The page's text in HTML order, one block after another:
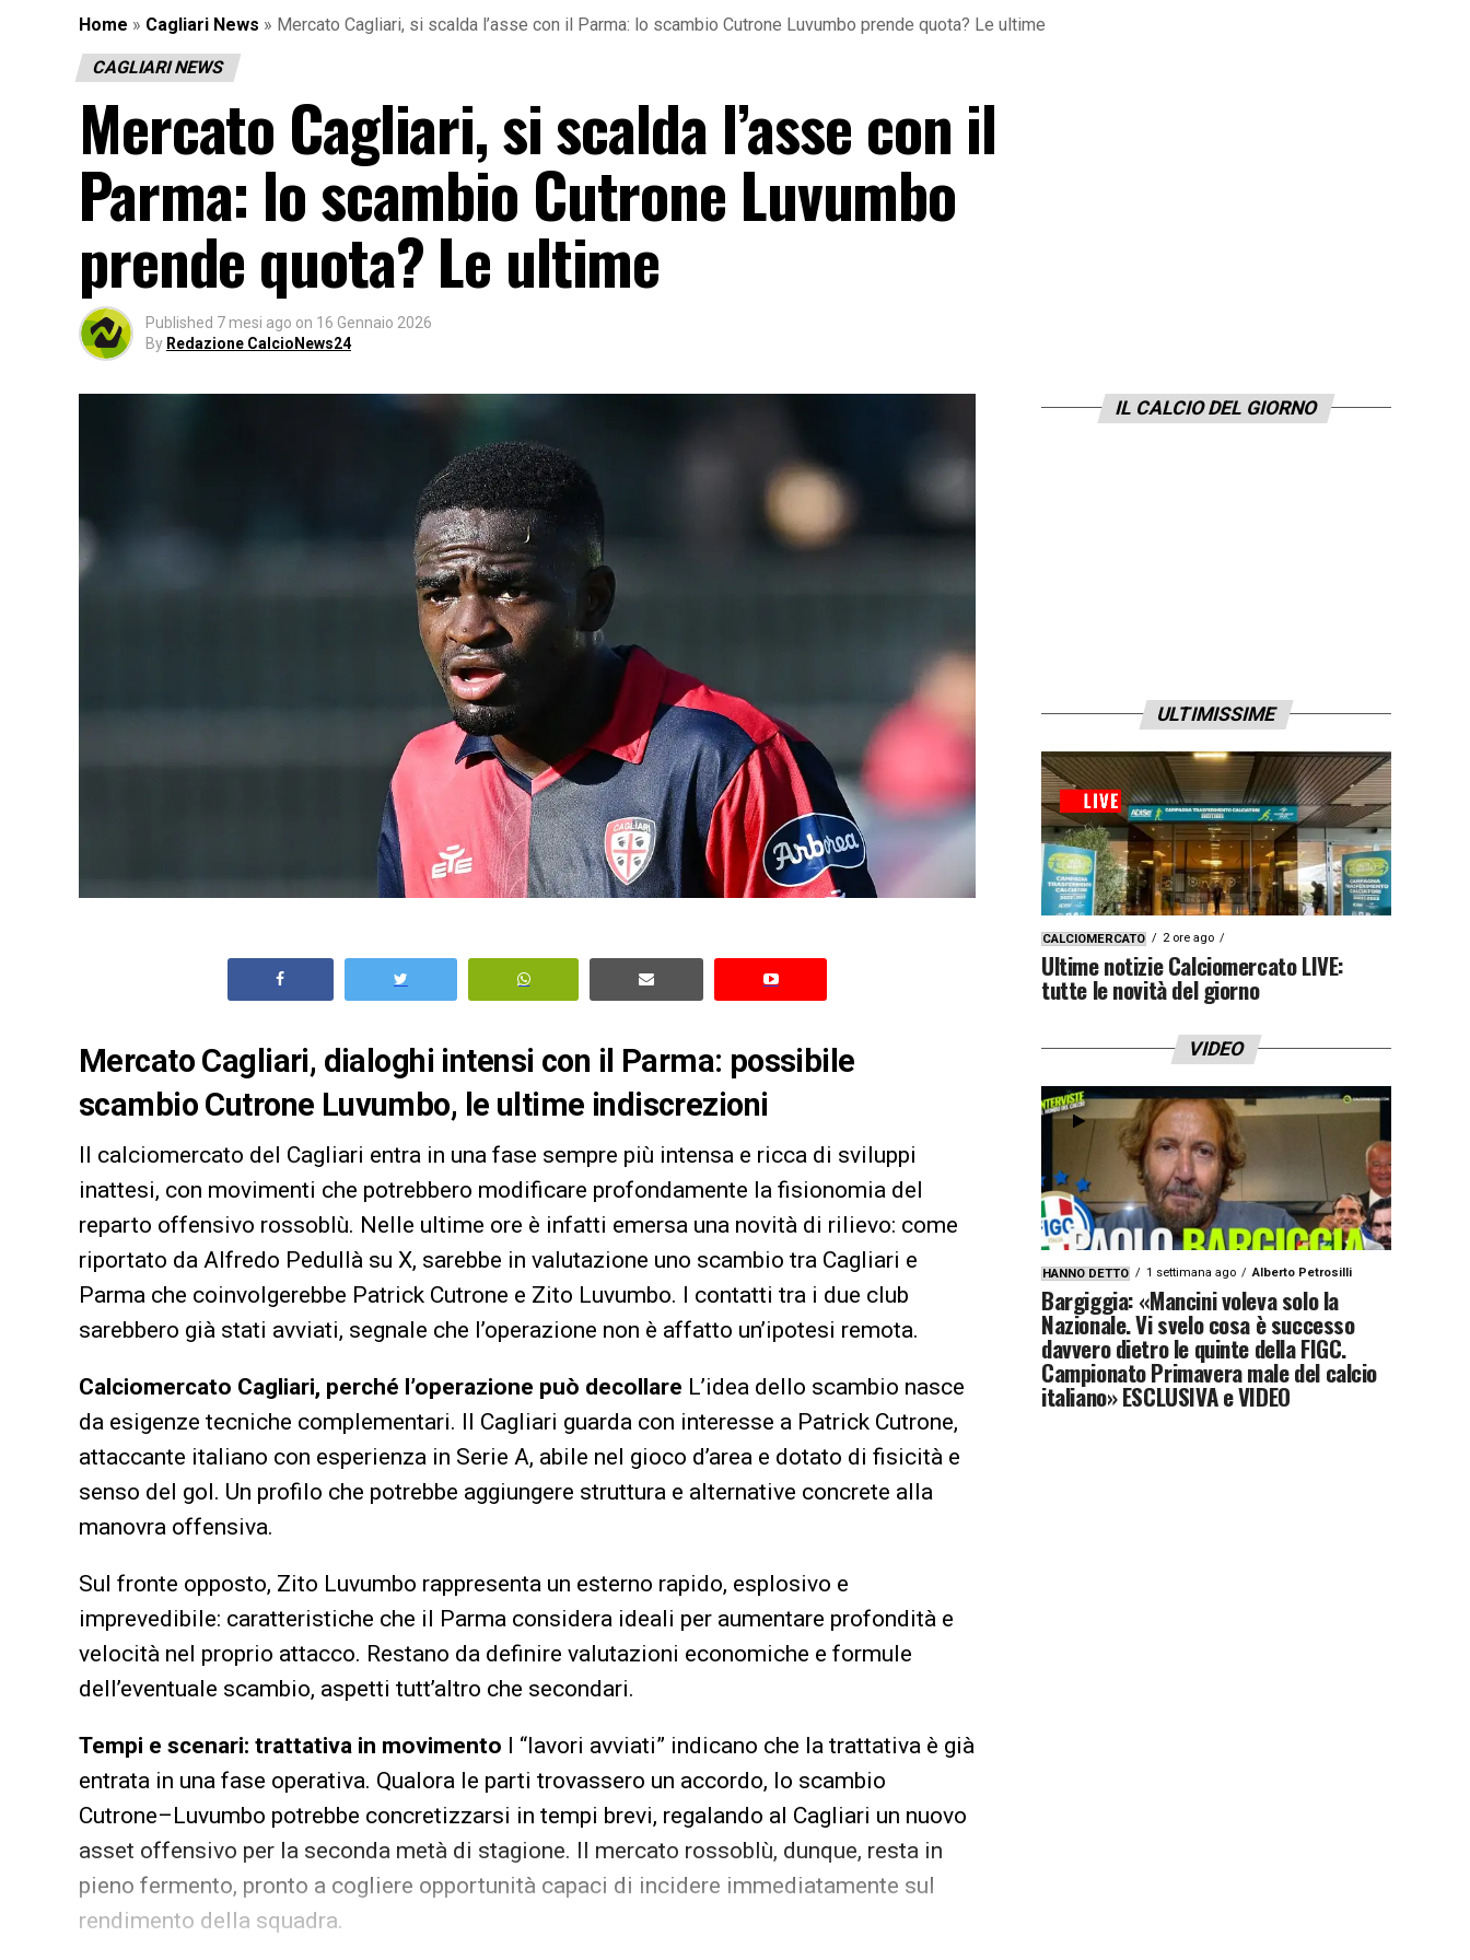
Home » Cagliari News » Mercato Cagliari, si scalda l’asse con il Parma: lo scambio Cutrone Luvumbo prende quota? Le ultime
CAGLIARI NEWS
Mercato Cagliari, si scalda l’asse con il
Parma: lo scambio Cutrone Luvumbo
prende quota? Le ultime
Published 7 mesi ago on 16 Gennaio 2026
By Redazione CalcioNews24
Mercato Cagliari, dialoghi intensi con il Parma: possibile
scambio Cutrone Luvumbo, le ultime indiscrezioni
Il calciomercato del Cagliari entra in una fase sempre più intensa e ricca di sviluppi
inattesi, con movimenti che potrebbero modificare profondamente la fisionomia del
reparto offensivo rossoblù. Nelle ultime ore è infatti emersa una novità di rilievo: come
riportato da Alfredo Pedullà su X, sarebbe in valutazione uno scambio tra Cagliari e
Parma che coinvolgerebbe Patrick Cutrone e Zito Luvumbo. I contatti tra i due club
sarebbero già stati avviati, segnale che l’operazione non è affatto un’ipotesi remota.
Calciomercato Cagliari, perché l’operazione può decollare L’idea dello scambio nasce
da esigenze tecniche complementari. Il Cagliari guarda con interesse a Patrick Cutrone,
attaccante italiano con esperienza in Serie A, abile nel gioco d’area e dotato di fisicità e
senso del gol. Un profilo che potrebbe aggiungere struttura e alternative concrete alla
manovra offensiva.
Sul fronte opposto, Zito Luvumbo rappresenta un esterno rapido, esplosivo e
imprevedibile: caratteristiche che il Parma considera ideali per aumentare profondità e
velocità nel proprio attacco. Restano da definire valutazioni economiche e formule
dell’eventuale scambio, aspetti tutt’altro che secondari.
Tempi e scenari: trattativa in movimento I “lavori avviati” indicano che la trattativa è già
entrata in una fase operativa. Qualora le parti trovassero un accordo, lo scambio
Cutrone–Luvumbo potrebbe concretizzarsi in tempi brevi, regalando al Cagliari un nuovo
asset offensivo per la seconda metà di stagione. Il mercato rossoblù, dunque, resta in
pieno fermento, pronto a cogliere opportunità capaci di incidere immediatamente sul
rendimento della squadra.
IL CALCIO DEL GIORNO
ULTIMISSIME
CALCIOMERCATO 2 ore ago
Ultime notizie Calciomercato LIVE:
tutte le novità del giorno
VIDEO
HANNO DETTO 1 settimana ago Alberto Petrosilli
Bargiggia: «Mancini voleva solo la
Nazionale. Vi svelo cosa è successo
davvero dietro le quinte della FIGC.
Campionato Primavera male del calcio
italiano» ESCLUSIVA e VIDEO